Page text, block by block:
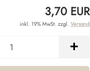
3,70 EUR
inkl. 19% MwSt. zzgl. Versand